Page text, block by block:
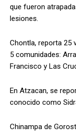
que fueron
lesiones.
Chontla, reporta 25
5 comunidades:
Francisco y Las
En Atzacan, se
conocido como
Chinampa de